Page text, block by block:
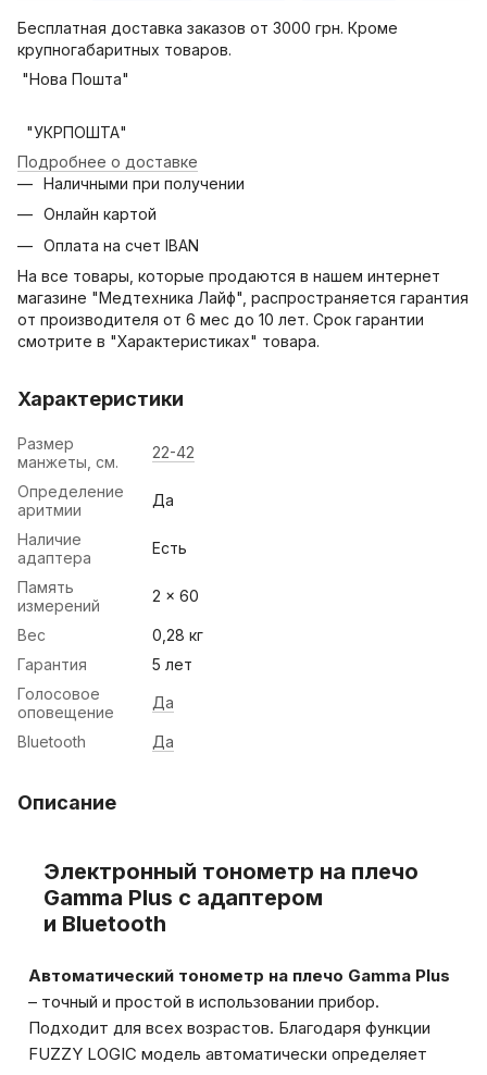
Бесплатная доставка заказов от 3000 грн. Кроме
крупногабаритных товаров.
"Нова Пошта"
"УКРПОШТА"
Подробнее о доставке
Наличными при получении
Онлайн картой
Оплата на счет IBAN
На все товары, которые продаются в нашем интернет
магазине "Медтехника Лайф", распространяется гарантия
от производителя от 6 мес до 10 лет. Срок гарантии
смотрите в "Характеристиках" товара.
Характеристики
Размер
манжеты, см.
22-42
Определение
аритмии
Да
Наличие
адаптера
Есть
Память
измерений
2 × 60
Вес
0,28 кг
Гарантия
5 лет
Голосовое
оповещение
Да
Bluetooth Да
Описание
Электронный тонометр на плечо
Gamma Plus с адаптером
и Bluetooth
Автоматический тонометр на плечо Gamma Plus
– точный и простой в использовании прибор.
Подходит для всех возрастов. Благодаря функции
FUZZY LOGIC модель автоматически определяет